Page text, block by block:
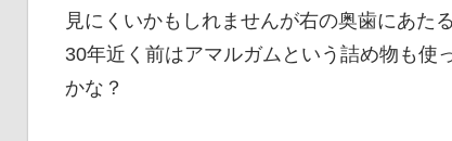
見にくいかもしれませんが右の奥歯にあた
30年近く前はアマルガムという詰め物も使
かな？